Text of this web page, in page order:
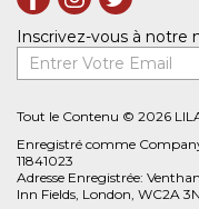
Inscrivez-vous à notre
Entrer Votre Email
Tout le Contenu © 2026
Enregistré comme
11841023
Adresse Enregistrée:
Inn Fields, London, WC2A